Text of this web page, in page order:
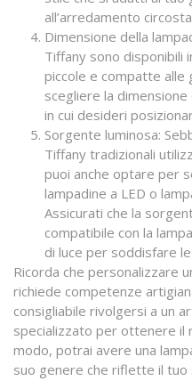
all’arredamento
Dimensione della
Tiffany sono disponibili
piccole e compatte alle
scegliere la
in cui desideri
Sorgente luminosa:
Tiffany tradizionali
puoi anche optare per
lampadine a LED o
Assicurati che la
compatibile con la
di luce per soddisfare
Ricorda che personalizzare
richiede competenze
consigliabile rivolgersi a un
specializzato per ottenere
modo, potrai avere una
suo genere che riflette il tuo